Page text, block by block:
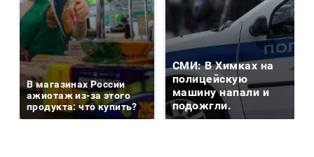
В магазинах России
ажиотаж из-за этого
продукта: что купить?
СМИ: В Химках на
полицейскую
машину напали и
подожгли.